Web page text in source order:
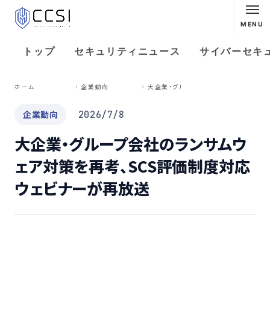
MENU
トップ セキュリティニュース サイバーセキ
ホーム 企業動向
企業動向 2026/7/8
大企業・グループ会社のランサムウ
ェア対策を再考、SCS評価制度対応
ウェビナーが再放送